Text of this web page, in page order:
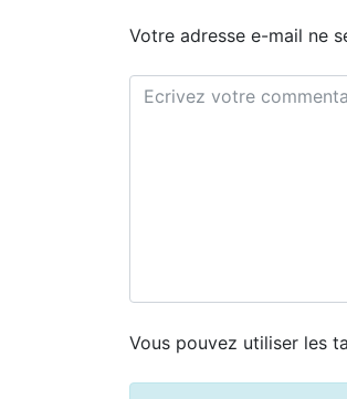
Votre adresse e-mail ne
Vous pouvez utiliser les